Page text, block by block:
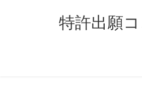
特許出願